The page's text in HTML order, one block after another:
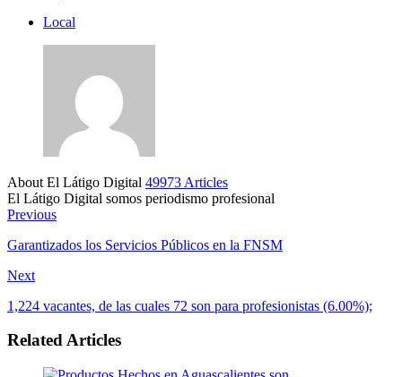
Local
About El Látigo Digital 49973 Articles
El Látigo Digital somos periodismo profesional
Website
Facebook
Previous
Garantizados los Servicios Públicos en la FNSM
Next
1,224 vacantes, de las cuales 72 son para profesionistas (6.00%);
Related Articles